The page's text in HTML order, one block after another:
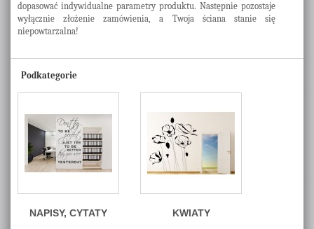
dopasować indywidualne parametry produktu. Następnie pozostaje
wyłącznie złożenie zamówienia, a Twoja ściana stanie się
niepowtarzalna!
Podkategorie
NAPISY, CYTATY KWIATY